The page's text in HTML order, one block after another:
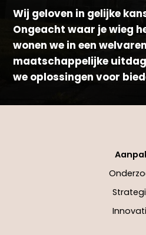
Wij geloven in gelijke
Ongeacht waar je wieg
wonen we in een
maatschappelijke
we oplossingen voor